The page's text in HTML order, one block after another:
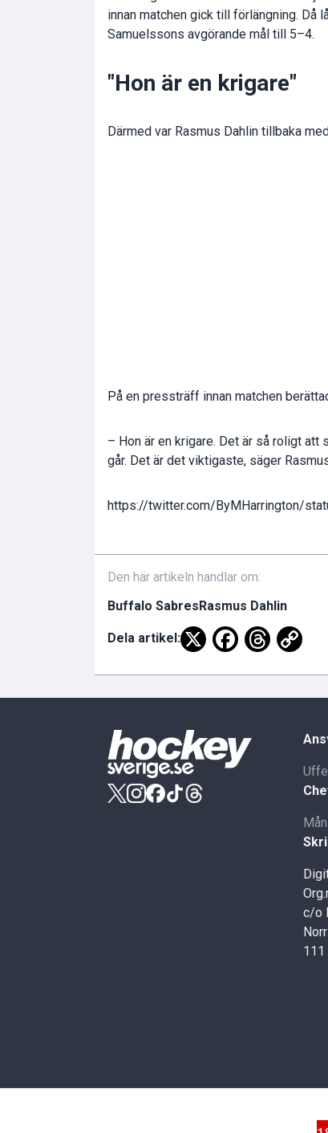
innan matchen gick till förlängning. Då
Samuelssons avgörande mål till 5–4.
"Hon är en krigare"
Därmed var Rasmus Dahlin tillbaka
På en pressträff innan matchen
– Hon är en krigare. Det är så roligt att
går. Det är det viktigaste, säger
https://twitter.com/ByMHarrington/
Den här artikeln handlar om:
Buffalo Sabres Rasmus Dahlin
Dela artikel:
c/o
111